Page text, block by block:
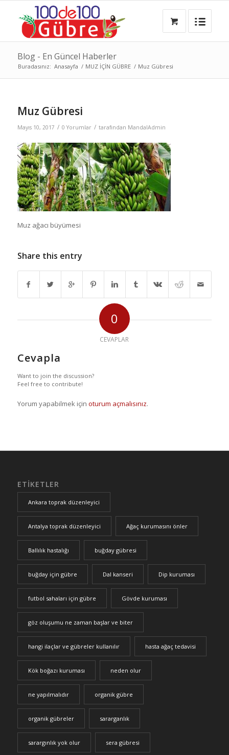
Blog - En Güncel Haberler
Buradasınız: Anasayfa / MUZ İÇİN GÜBRE / Muz Gübresi
Muz Gübresi
Mayıs 10, 2017 / 0 Yorumlar / tarafından MandalAdmin
Muz ağacı büyümesi
Share this entry
0
CEVAPLAR
Cevapla
Want to join the discussion?
Feel free to contribute!
Yorum yapabilmek için oturum açmalısınız.
ETIKETLER
Ankara toprak düzenleyici
Antalya toprak düzenleyici Ağaç kurumasını önler
Ballılık hastalığı buğday gübresi
buğday için gübre Dal kanseri Dip kuruması
futbol sahaları için gübre Gövde kuruması
göz oluşumu ne zaman başlar ve biter
hangi ilaçlar ve gübreler kullanılır hasta ağaç tedavisi
Kök boğazı kuruması neden olur
ne yapılmalıdır organik gübre
organik gübreler sararganlık
sarargınlık yok olur sera gübresi